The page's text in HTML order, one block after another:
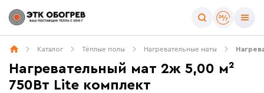
Каталог Тёплые полы Нагревательные маты
Нагревательный мат 2ж 5,00 м²
750Вт Lite комплект